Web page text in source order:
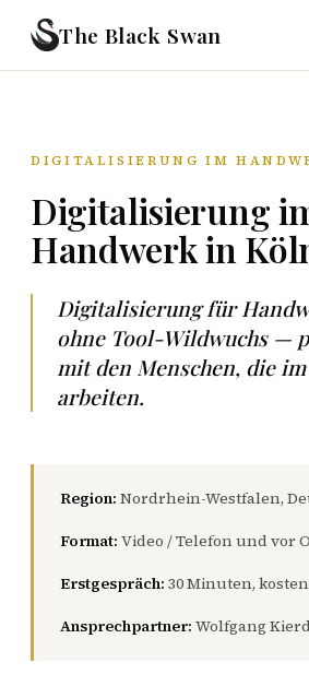
The Black Swan
DIGITALISIERUNG IM
Digitalisierung
Handwerk in
Digitalisierung für
ohne Tool-Wildwuchs —
mit den Menschen, die
arbeiten.
Region: Nordrhein-Westfalen,
Format: Video / Telefon und vor
Erstgespräch: 30 Minuten,
Ansprechpartner: Wolfgang